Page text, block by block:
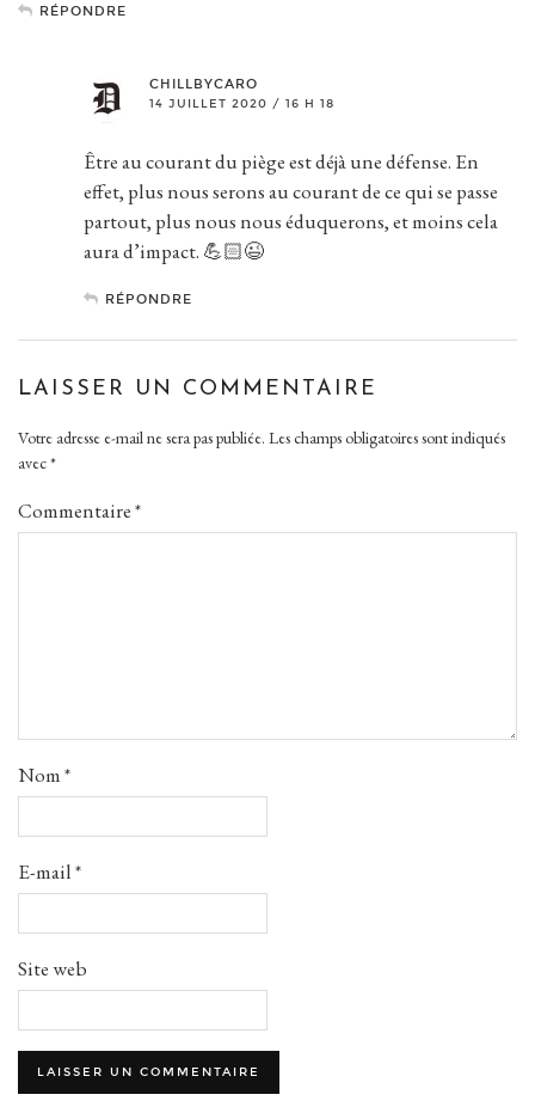
RÉPONDRE
CHILLBYCARO
14 JUILLET 2020 / 16 H 18
Être au courant du piège est déjà une défense. En
effet, plus nous serons au courant de ce qui se passe
partout, plus nous nous éduquerons, et moins cela
aura d’impact. 💪🏻😉
RÉPONDRE
LAISSER UN COMMENTAIRE
Votre adresse e-mail ne sera pas publiée. Les champs obligatoires sont indiqués
avec*
Commentaire*
Nom*
E-mail*
Site web